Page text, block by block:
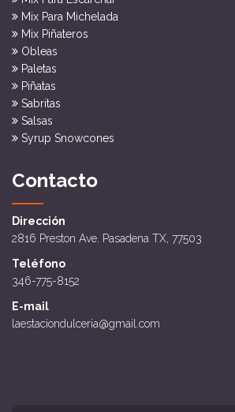
Mix Para Michelada
Mix Piñateros
Obleas
Paletas
Piñatas
Sabritas
Salsas
Syrup Snowcones
Contacto
Dirección
2816 Preston Ave. Pasadena TX, 77503
Teléfono
346-775-8152
E-mail
laestaciondulceria@gmail.com